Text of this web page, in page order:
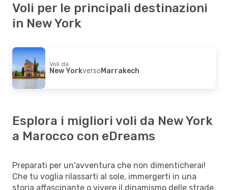
Voli per le principali destinazioni
in New York
Voli da
New YorkversoMarrakech
Esplora i migliori voli da New York
a Marocco con eDreams
Preparati per un'avventura che non dimenticherai!
Che tu voglia rilassarti al sole, immergerti in una
storia affascinante o vivere il dinamismo delle strade